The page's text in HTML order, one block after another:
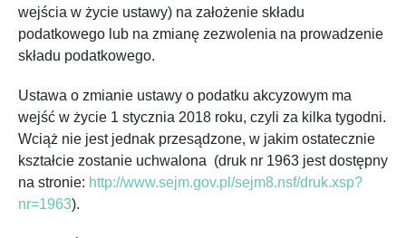
wejścia w życie ustawy) na założenie składu
podatkowego lub na zmianę zezwolenia na prowadzenie
składu podatkowego.
Ustawa o zmianie ustawy o podatku akcyzowym ma
wejść w życie 1 stycznia 2018 roku, czyli za kilka tygodni.
Wciąż nie jest jednak przesądzone, w jakim ostatecznie
kształcie zostanie uchwalona (druk nr 1963 jest dostępny
na stronie: http://www.sejm.gov.pl/sejm8.nsf/druk.xsp?
nr=1963).